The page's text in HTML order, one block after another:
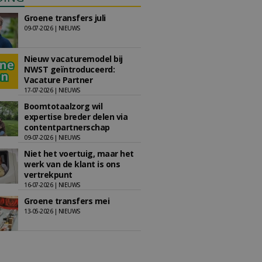
Groene transfers juli
09-07-2026 | NIEUWS
Nieuw vacaturemodel bij
NWST geïntroduceerd:
Vacature Partner
17-07-2026 | NIEUWS
Boomtotaalzorg wil
expertise breder delen via
contentpartnerschap
09-07-2026 | NIEUWS
Niet het voertuig, maar het
werk van de klant is ons
vertrekpunt
16-07-2026 | NIEUWS
Groene transfers mei
13-05-2026 | NIEUWS